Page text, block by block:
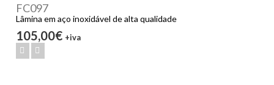
FC097
Lâmina em aço inoxidável de alta qualidade
105,00€ +iva